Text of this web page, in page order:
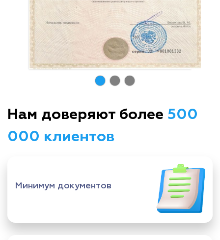
Нам доверяют более 500
000 клиентов
Минимум документов